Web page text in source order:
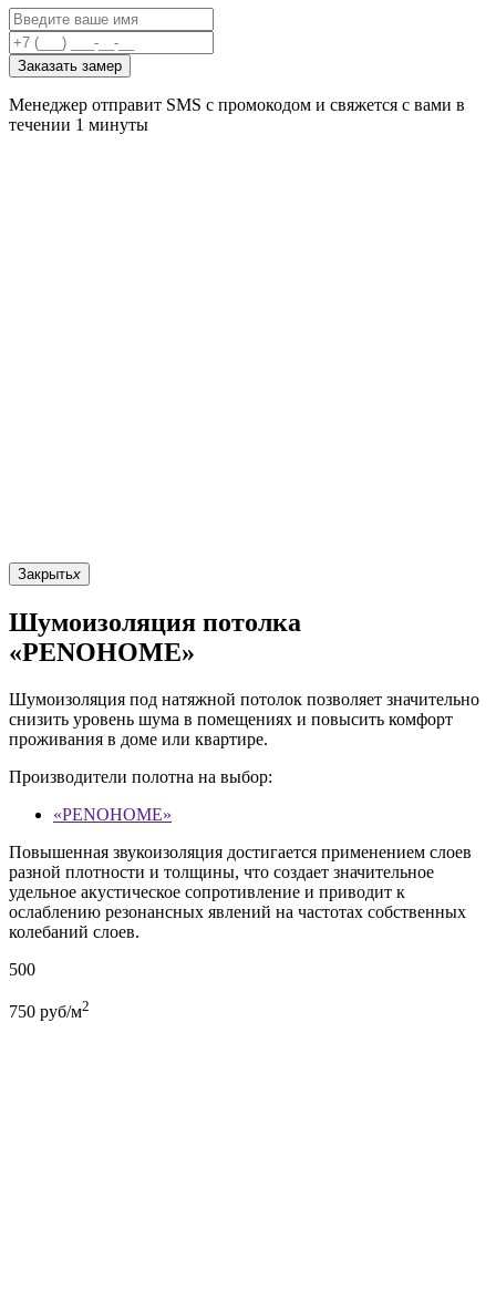
Заказать замер
Менеджер отправит SMS с промокодом и свяжется с вами в
течении 1 минуты
Закрытьx
Шумоизоляция потолка
«PENOHOME»
Шумоизоляция под натяжной потолок позволяет значительно
снизить уровень шума в помещениях и повысить комфорт
проживания в доме или квартире.
Производители полотна на выбор:
«PENOHOME»
Повышенная звукоизоляция достигается применением слоев
разной плотности и толщины, что создает значительное
удельное акустическое сопротивление и приводит к
ослаблению резонансных явлений на частотах собственных
колебаний слоев.
500
750 руб/м2